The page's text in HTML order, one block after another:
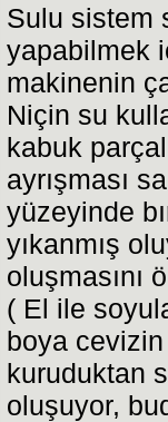
Sulu sistem
yapabilmek
makinenin
Niçin su
kabuk
ayrışması
yüzeyinde
yıkanmış
oluşmasını
( El ile
boya cevizin
kuruduktan
oluşuyor,